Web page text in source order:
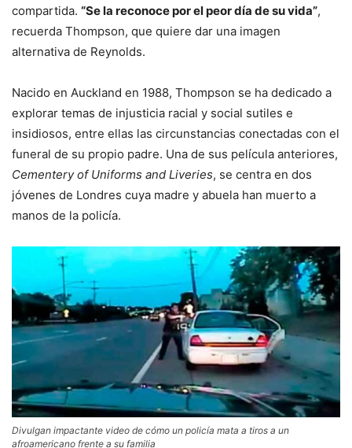
compartida. “Se la reconoce por el peor día de su vida”,
recuerda Thompson, que quiere dar una imagen
alternativa de Reynolds.
Nacido en Auckland en 1988, Thompson se ha dedicado a
explorar temas de injusticia racial y social sutiles e
insidiosos, entre ellas las circunstancias conectadas con el
funeral de su propio padre. Una de sus película anteriores,
Cementery of Uniforms and Liveries, se centra en dos
jóvenes de Londres cuya madre y abuela han muerto a
manos de la policía.
Divulgan impactante video de cómo un policía mata a tiros a un
afroamericano frente a su familia